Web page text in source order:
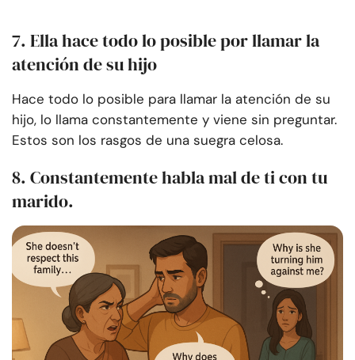
7. Ella hace todo lo posible por llamar la
atención de su hijo
Hace todo lo posible para llamar la atención de su
hijo, lo llama constantemente y viene sin preguntar.
Estos son los rasgos de una suegra celosa.
8. Constantemente habla mal de ti con tu
marido.